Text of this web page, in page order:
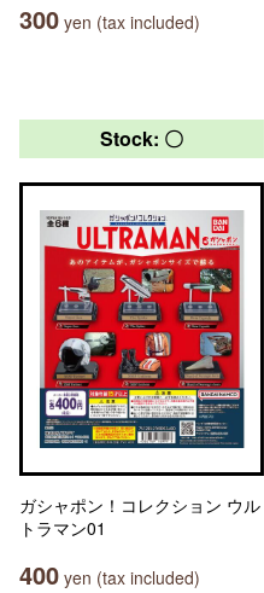
300 yen (tax included)
Stock: 〇
ガシャポン！コレクション ウル
トラマン01
400 yen (tax included)